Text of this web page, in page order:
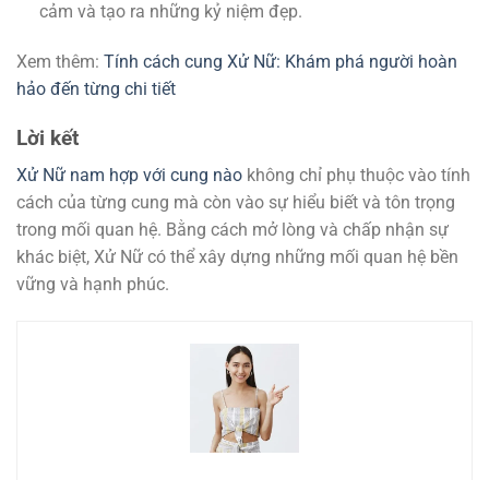
cảm và tạo ra những kỷ niệm đẹp.
Xem thêm: Tính cách cung Xử Nữ: Khám phá người hoàn
hảo đến từng chi tiết
Lời kết
Xử Nữ nam hợp với cung nào không chỉ phụ thuộc vào tính
cách của từng cung mà còn vào sự hiểu biết và tôn trọng
trong mối quan hệ. Bằng cách mở lòng và chấp nhận sự
khác biệt, Xử Nữ có thể xây dựng những mối quan hệ bền
vững và hạnh phúc.